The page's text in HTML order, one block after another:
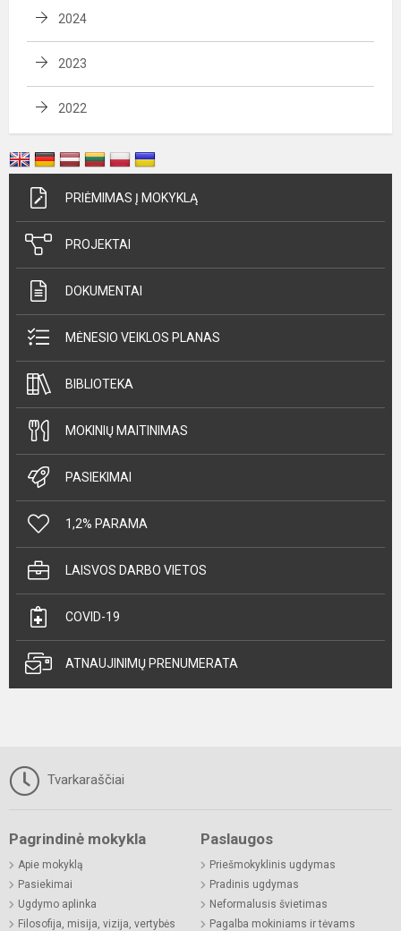
2024
2023
2022
PRIĖMIMAS Į MOKYKLĄ
PROJEKTAI
DOKUMENTAI
MĖNESIO VEIKLOS PLANAS
BIBLIOTEKA
MOKINIŲ MAITINIMAS
PASIEKIMAI
1,2% PARAMA
LAISVOS DARBO VIETOS
COVID-19
ATNAUJINIMŲ PRENUMERATA
Tvarkaraščiai
Pagrindinė mokykla
Apie mokyklą
Pasiekimai
Ugdymo aplinka
Filosofija, misija, vizija, vertybės
Paslaugos
Priešmokyklinis ugdymas
Pradinis ugdymas
Neformalusis švietimas
Pagalba mokiniams ir tėvams